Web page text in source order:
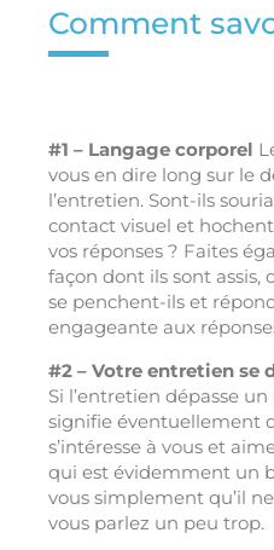
Comment
#1 – Langage corporel
vous en dire long sur le
l’entretien. Sont-ils
contact visuel et
vos réponses ? Faites
façon dont ils sont assis,
se penchent-ils et
engageante aux
#2 – Votre entretien se
Si l’entretien dépasse
signifie éventuellement
s’intéresse à vous et
qui est évidemment un
vous simplement qu’il
vous parlez un peu trop.